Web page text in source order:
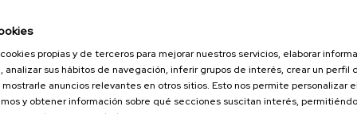
Izadi zaleak, CN Legazpi, Ilintxa KE, Legazpiko Gazteak
Legazpiko Udala.
y clubes: Gorabide, Aspace, Gaude, Izarraitz,
de Deporte adaptado...
Contenido bloqueado por su configuraciÃ³n de cookies. Para verlo active:
propias y de terceros para mejorar nuestros servicios, elaborar
analizar sus hábitos de navegación, inferir grupos de interés, crear un perfil
anuncios relevantes en otros sitios. Esto nos permite personalizar
y obtener información sobre qué secciones suscitan interés,